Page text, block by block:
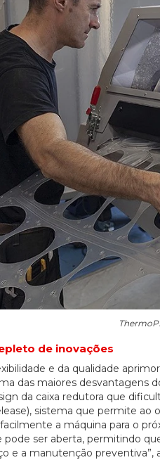
de inovações
e da qualidade
das maiores desvantagens
da caixa redutora que
sistema que permite
a máquina para o
pode ser aberta, permitindo
e a manutenção preventiva”,